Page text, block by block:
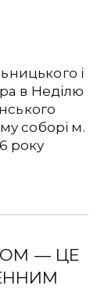
і
в Неділю
соборі м.
року
— ЦЕ